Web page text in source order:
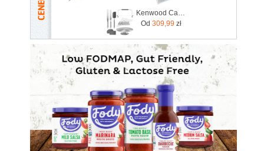
Kenwood Cake Decorating Set KWSD100
Od 309,99 zł